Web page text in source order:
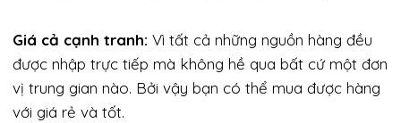
Giá cả cạnh tranh: Vì tất cả những nguồn hàng đều
được nhập trực tiếp mà không hề qua bất cứ một đơn
vị trung gian nào. Bởi vậy bạn có thể mua được hàng
với giá rẻ và tốt.